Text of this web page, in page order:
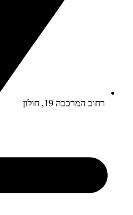
רחוב המרכבה 19, חולון